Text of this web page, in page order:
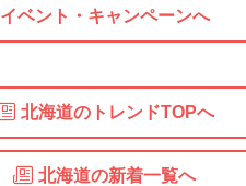
イベント・キャンペーンへ
北海道のトレンドTOPへ
北海道の新着一覧へ